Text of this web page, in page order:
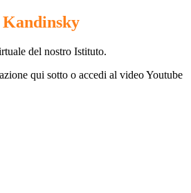
del nostro Istituto.
qui sotto o accedi al video Youtube